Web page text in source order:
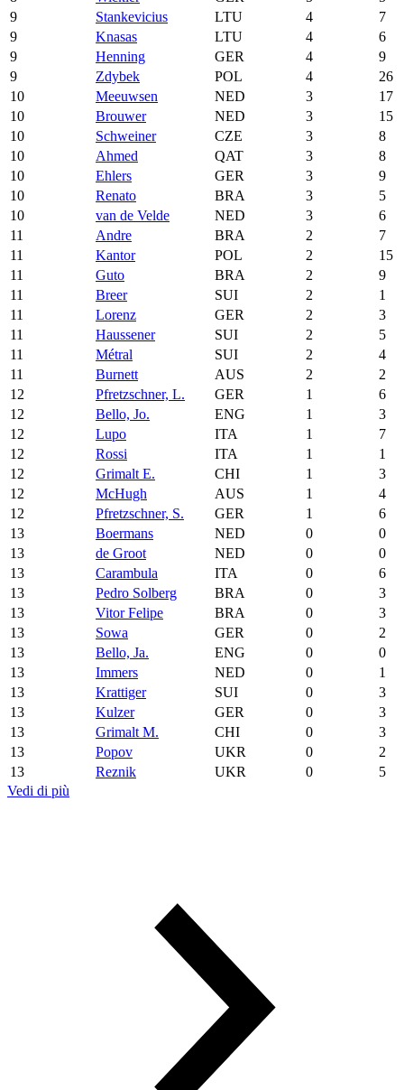
9
Stankevicius LTU 4
7
9
Knasas LTU 4
6
9
Henning GER 4
9
9
Zdybek POL 4
26
10
Meeuwsen NED 3
17
10
Brouwer NED 3
15
10
Schweiner CZE 3
8
10
Ahmed QAT 3
8
10
Ehlers GER 3
9
10
Renato BRA 3
5
10
van de Velde NED 3
6
11
Andre BRA 2
7
11
Kantor POL 2
15
11
Guto BRA 2
9
11
Breer SUI 2
1
11
Lorenz GER 2
3
11
Haussener SUI 2
5
11
Métral SUI 2
4
11
Burnett AUS 2
2
12
Pfretzschner, L. GER 1
6
12
Bello, Jo. ENG 1
3
12
Lupo ITA 1
7
12
Rossi ITA 1
1
12
Grimalt E. CHI 1
3
12
McHugh AUS 1
4
12
Pfretzschner, S. GER 1
6
13
Boermans NED 0
0
13
de Groot NED 0
0
13
Carambula ITA 0
6
13
Pedro Solberg BRA 0
3
13
Vitor Felipe BRA 0
3
13
Sowa GER 0
2
13
Bello, Ja. ENG 0
0
13
Immers NED 0
1
13
Krattiger SUI 0
3
13
Kulzer GER 0
3
13
Grimalt M. CHI 0
3
13
Popov UKR 0
2
13
Reznik UKR 0
5
Vedi di più